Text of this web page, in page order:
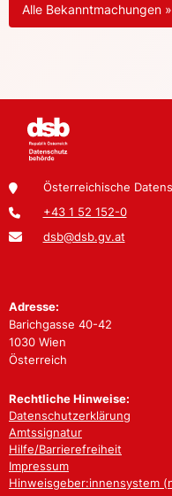
Alle Bekanntmachungen »
Österreichische
+43 1 52 152-0
dsb@dsb.gv.at
Adresse:
Barichgasse 40-42
1030 Wien
Österreich
Rechtliche Hinweise:
Datenschutzerklärung
Amtssignatur
Hilfe/Barrierefreiheit
Impressum
Hinweisgeber:innensystem